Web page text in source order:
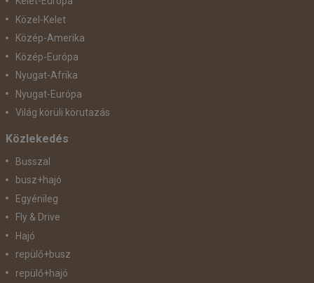
Közel-Kelet
Közép-Amerika
Közép-Európa
Nyugat-Afrika
Nyugat-Európa
Világ körüli körutazás
Közlekedés
Busszal
busz+hajó
Egyénileg
Fly & Drive
Hajó
repülő+busz
repülő+hajó